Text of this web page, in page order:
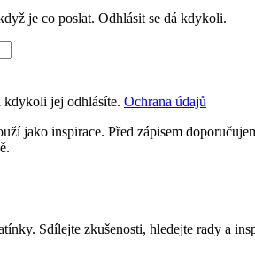
je co poslat. Odhlásit se dá kdykoli.
kdykoli jej odhlásíte. Ochrana údajů
jako inspirace. Před zápisem
Sdílejte zkušenosti, hledejte rady a